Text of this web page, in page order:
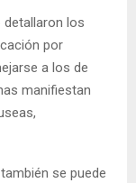
detallaron los
por
a los de
manifiestan
se puede